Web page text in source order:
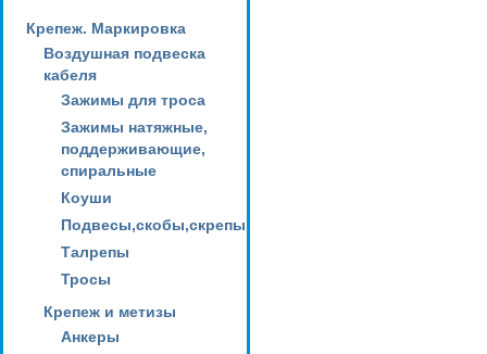
Крепеж. Маркировка
Воздушная подвеска
кабеля
Зажимы для троса
Зажимы натяжные,
поддерживающие,
спиральные
Коуши
Подвесы,скобы,скрепы
Талрепы
Тросы
Крепеж и метизы
Анкеры